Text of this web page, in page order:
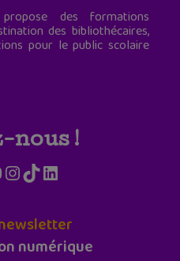
des formations
des bibliothécaires,
pour le public scolaire
nous !
Instagram
TikTokLinkedIn
numérique